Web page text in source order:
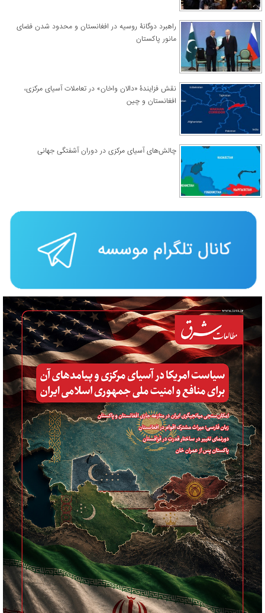
راهبرد دوگانۀ روسیه در افغانستان و محدود شدن فضای
مانور پاکستان
نقش فزایندۀ «دالان واخان» در تعاملات آسیای مرکزی،
افغانستان و چین
چالش‌های آسیای مرکزی در دوران آشفتگی جهانی